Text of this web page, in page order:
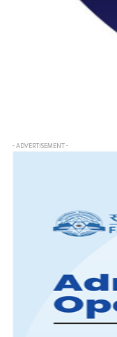
- ADVERTISEMENT -